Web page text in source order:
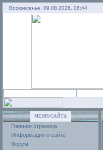
Воскресенье, 09.08.2026, 06:44
МЕНЮ САЙТА
Главная страница
Информация о сайте
Форум